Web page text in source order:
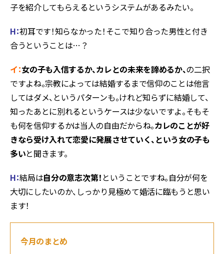
子を紹介してもらえるというシステムがあるみたい。
H：初耳です！知らなかった！そこで知り合った男性と付き
合うということは…？
イ：女の子も入信するか、カレとの未来を諦めるか、の二択
ですよね。宗教によっては結婚するまで信仰のことは他言
してはダメ、というパターンも。けれど知らずに結婚して、
知ったあとに別れるというケースは少ないですよ。そもそ
も何を信仰するかは当人の自由だからね。カレのことが好
きなら受け入れて恋愛に発展させていく、という女の子も
多いと聞きます。
H：結局は自分の意志次第！ ということですね。自分が何を
大切にしたいのか、しっかり見極めて婚活に臨もうと思い
ます！
今月のまとめ